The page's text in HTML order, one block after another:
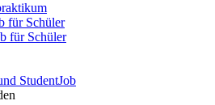
für Schüler
für Schüler
StudentJob